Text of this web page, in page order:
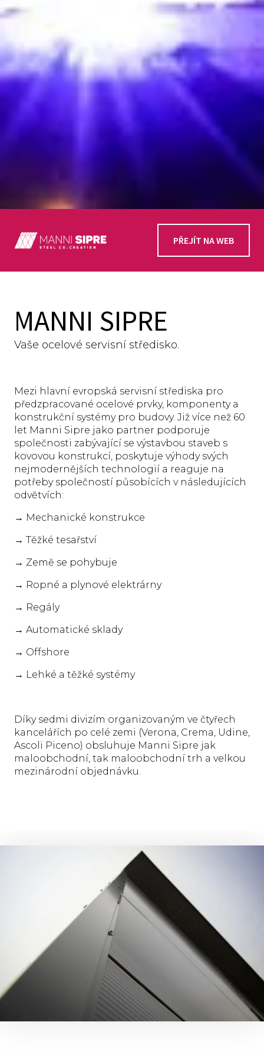
PŘEJÍT NA WEB
MANNI SIPRE
Vaše ocelové servisní středisko.
Mezi hlavní evropská servisní střediska pro
předzpracované ocelové prvky, komponenty a
konstrukční systémy pro budovy. Již více než 60
let Manni Sipre jako partner podporuje
společnosti zabývající se výstavbou staveb s
kovovou konstrukcí, poskytuje výhody svých
nejmodernějších technologií a reaguje na
potřeby společností působících v následujících
odvětvích:
→ Mechanické konstrukce
→ Těžké tesařství
→ Země se pohybuje
→ Ropné a plynové elektrárny
→ Regály
→ Automatické sklady
→ Offshore
→ Lehké a těžké systémy
Díky sedmi divizím organizovaným ve čtyřech
kancelářích po celé zemi (Verona, Crema, Udine,
Ascoli Piceno) obsluhuje Manni Sipre jak
maloobchodní, tak maloobchodní trh a velkou
mezinárodní objednávku.